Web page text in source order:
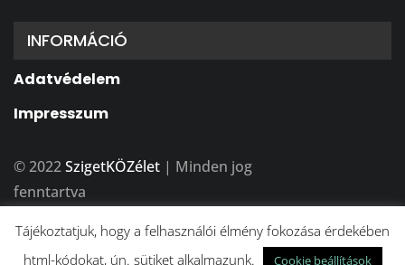
INFORMÁCIÓ
Adatvédelem
Impresszum
© 2022SzigetKÖZélet | Minden jog
fenntartva
Tájékoztatjuk, hogy a felhasználói élmény fokozása érdekében
html-kódokat, ún. sütiket alkalmazunk.
Cookie beállítások